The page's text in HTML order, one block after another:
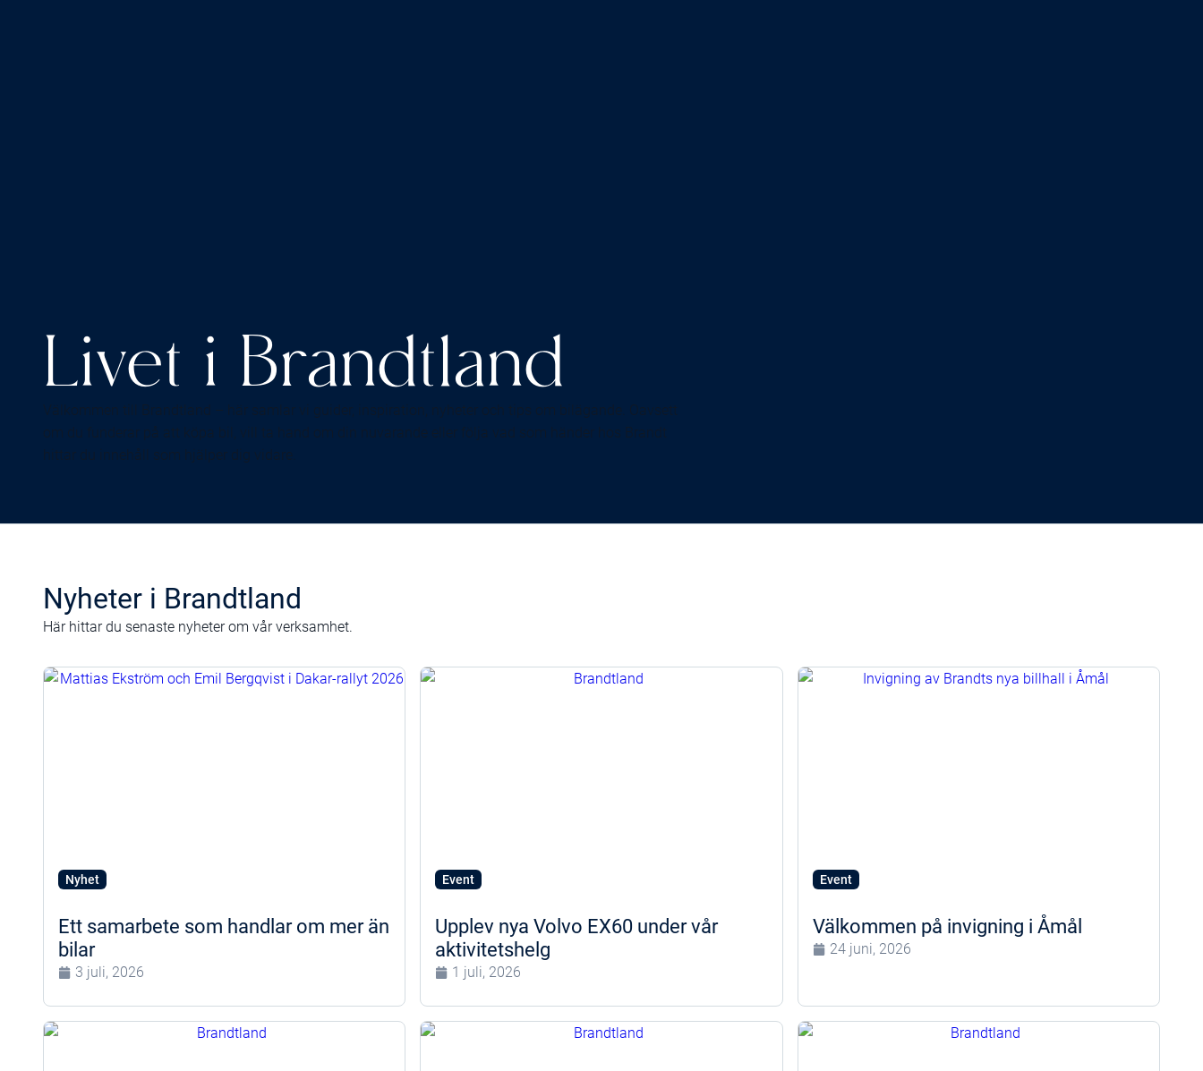
Livet i Brandtland
Nyheter i Brandtland
Här hittar du senaste nyheter om vår verksamhet.
Nyhet
Ett samarbete som handlar om mer än
bilar
3 juli, 2026
Event
Upplev nya Volvo EX60 under vår
aktivitetshelg
1 juli, 2026
Event
Välkommen på invigning i Åmål
24 juni, 2026